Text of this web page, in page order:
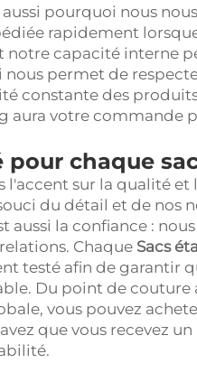
pourquoi nous
rapidement
capacité interne
permet de
constante des
aura votre commande
chaque
l'accent sur la qualité
du détail et de nos
la confiance :
Chaque Sacs
testé afin de garantir
Du point de
vous pouvez
que vous recevez